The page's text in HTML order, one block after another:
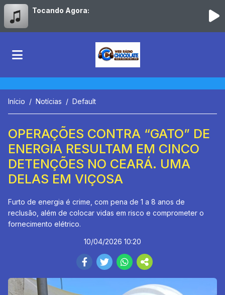
Tocando Agora:
Início Notícias Default
OPERAÇÕES CONTRA “GATO” DE
ENERGIA RESULTAM EM CINCO
DETENÇÕES NO CEARÁ. UMA
DELAS EM VIÇOSA
Furto de energia é crime, com pena de 1 a 8 anos de
reclusão, além de colocar vidas em risco e comprometer o
fornecimento elétrico.
10/04/2026 10:20